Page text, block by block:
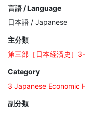
言語 / Language
日本語 / Japanese
主分類
第三部［日本経済史］
Category
3 Japanese Economic
副分類